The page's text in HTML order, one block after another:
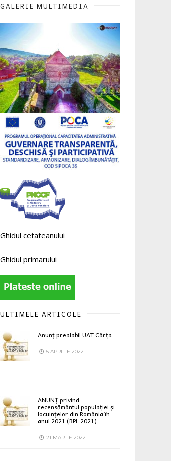
GALERIE MULTIMEDIA
Ghidul cetateanului
Ghidul primarului
ULTIMELE ARTICOLE
Anunț prealabil UAT Cârța
5 APRILIE 2022
ANUNȚ privind
recensământul populației și
locuințelor din România în
anul 2021 (RPL 2021)
21 MARTIE 2022